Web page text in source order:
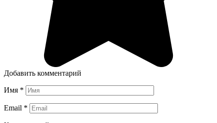
Добавить комментарий
Имя *
Email *